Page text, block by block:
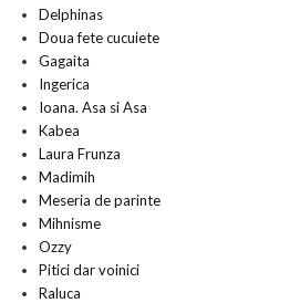
Delphinas
Doua fete cucuiete
Gagaita
Ingerica
Ioana. Asa si Asa
Kabea
Laura Frunza
Madimih
Meseria de parinte
Mihnisme
Ozzy
Pitici dar voinici
Raluca